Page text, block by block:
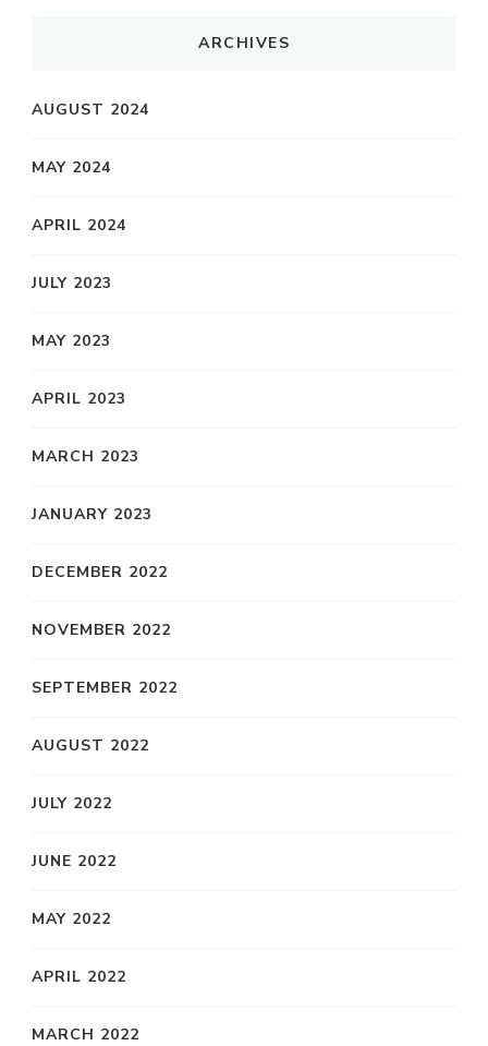
ARCHIVES
AUGUST 2024
MAY 2024
APRIL 2024
JULY 2023
MAY 2023
APRIL 2023
MARCH 2023
JANUARY 2023
DECEMBER 2022
NOVEMBER 2022
SEPTEMBER 2022
AUGUST 2022
JULY 2022
JUNE 2022
MAY 2022
APRIL 2022
MARCH 2022